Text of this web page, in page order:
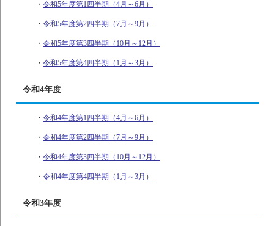
・ 令和5年度第1四半期（4月～6月）
・ 令和5年度第2四半期（7月～9月）
・ 令和5年度第3四半期（10月～12月）
・ 令和5年度第4四半期（1月～3月）
令和4年度
・ 令和4年度第1四半期（4月～6月）
・ 令和4年度第2四半期（7月～9月）
・ 令和4年度第3四半期（10月～12月）
・ 令和4年度第4四半期（1月～3月）
令和3年度